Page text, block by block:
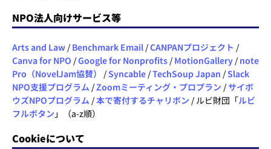
NPO法人向けサービス等
Arts and Law / Benchmark Email /CANPANプロジェクト /
Canva for NPO /Google for Nonprofits / MotionGallery / note
Pro（NovelJam協賛）
/Syncable /TechSoup Japan /Slack
NPO支援プログラム /Zoomミーティング・プロプラン /サイボ
ウズNPOプログラム /本で寄付するチャリボン / ルビ財団「ルビ
フルボタン 」（a-z順）
Cookieについて